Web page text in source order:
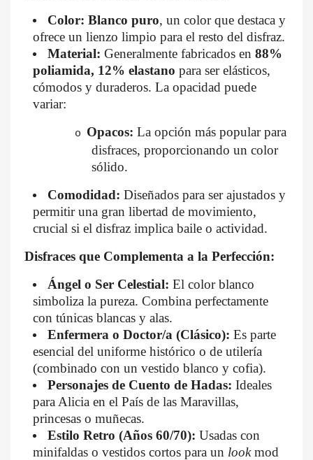
Color: Blanco puro, un color que destaca y
ofrece un lienzo limpio para el resto del disfraz.
Material: Generalmente fabricados en 88%
poliamida, 12% elastano para ser elásticos,
cómodos y duraderos. La opacidad puede
variar:
o Opacos: La opción más popular para
disfraces, proporcionando un color
sólido.
Comodidad: Diseñados para ser ajustados y
permitir una gran libertad de movimiento,
crucial si el disfraz implica baile o actividad.
Disfraces que Complementa a la Perfección:
Ángel o Ser Celestial: El color blanco
simboliza la pureza. Combina perfectamente
con túnicas blancas y alas.
Enfermera o Doctor/a (Clásico): Es parte
esencial del uniforme histórico o de utilería
(combinado con un vestido blanco y cofia).
Personajes de Cuento de Hadas: Ideales
para Alicia en el País de las Maravillas,
princesas o muñecas.
Estilo Retro (Años 60/70): Usadas con
minifaldas o vestidos cortos para un lookmod
Cancelar Crear lista de deseos
Cancelar Iniciar sesión